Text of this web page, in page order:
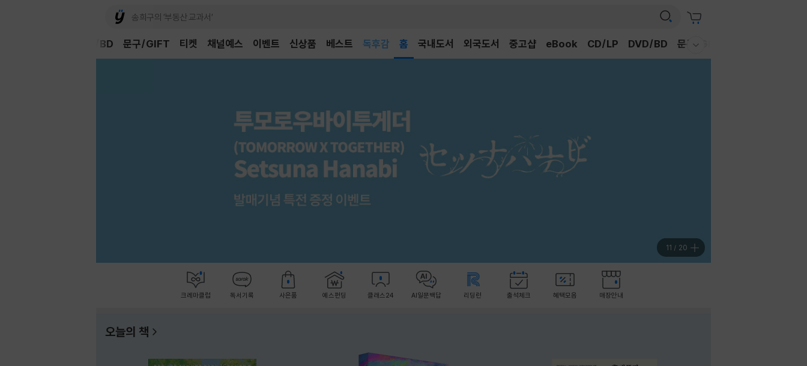
채널예스 이벤트 신상품 베스트 어린이 홈 국내도서 외국도서 중고샵 eBook CD/LP DVD/BD 문구/GIFT
DVD/BD 문구/GIFT 티켓
11 / 20
크레마클럽 독서기록 사은품 예스펀딩 클래스24 AI일문백답 리딩런 출석체크 혜택모음 매장안내
오늘의 책